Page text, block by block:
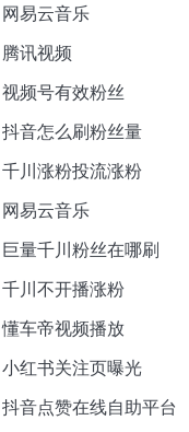
网易云音乐
腾讯视频
视频号有效粉丝
抖音怎么刷粉丝量
千川涨粉投流涨粉
网易云音乐
巨量千川粉丝在哪刷
千川不开播涨粉
懂车帝视频播放
小红书关注页曝光
抖音点赞在线自助平台